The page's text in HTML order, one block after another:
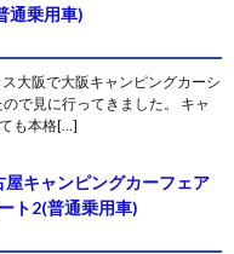
乗用車)
大阪で大阪キャンピングカーシ
で見に行ってきました。 キャ
も本格[…]
屋キャンピングカーフェア
ト2(普通乗用車)